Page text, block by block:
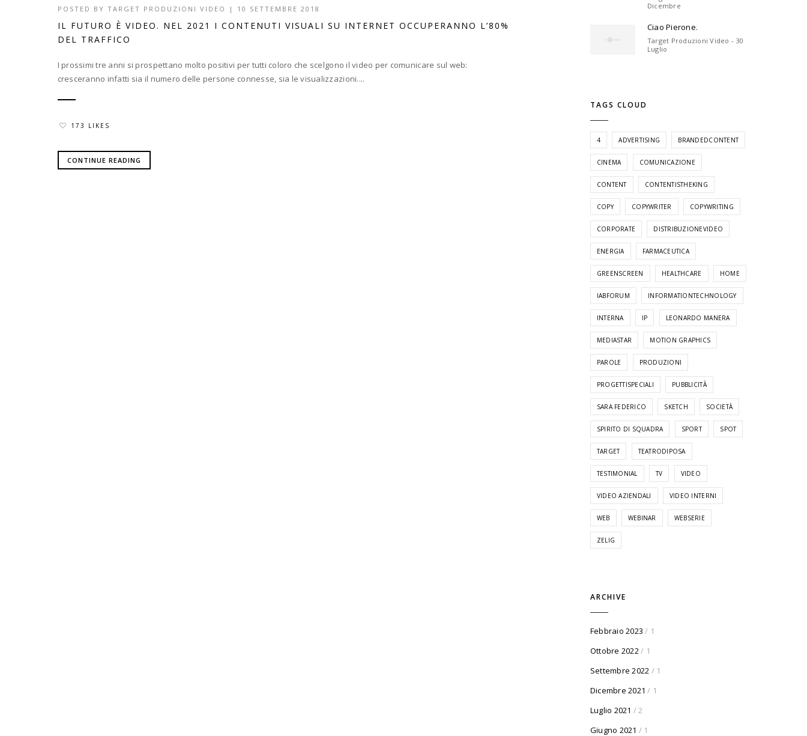
POSTED BY TARGET PRODUZIONI VIDEO | 10 SETTEMBRE 2018
IL FUTURO È VIDEO. NEL 2021 I CONTENUTI VISUALI SU INTERNET OCCUPERANNO L’80%
DEL TRAFFICO
I prossimi tre anni si prospettano molto positivi per tutti coloro che scelgono il video per comunicare sul web:
cresceranno infatti sia il numero delle persone connesse, sia le visualizzazioni....
173 LIKES
CONTINUE READING
Dicembre
Ciao Pierone.
Target Produzioni Video - 30
Luglio
TAGS CLOUD
4 ADVERTISING BRANDEDCONTENT
CINEMA COMUNICAZIONE
CONTENT CONTENTISTHEKING
COPY COPYWRITER COPYWRITING
CORPORATE DISTRIBUZIONEVIDEO
ENERGIA FARMACEUTICA
GREENSCREEN HEALTHCARE HOME
IABFORUM INFORMATIONTECHNOLOGY
INTERNA IP LEONARDO MANERA
MEDIASTAR MOTION GRAPHICS
PAROLE PRODUZIONI
PROGETTISPECIALI PUBBLICITÀ
SARA FEDERICO SKETCH SOCIETÀ
SPIRITO DI SQUADRA SPORT SPOT
TARGET TEATRODIPOSA
TESTIMONIAL TV VIDEO
VIDEO AZIENDALI VIDEO INTERNI
WEB WEBINAR WEBSERIE
ZELIG
ARCHIVE
Febbraio 2023 / 1
Ottobre 2022 / 1
Settembre 2022 / 1
Dicembre 2021 / 1
Luglio 2021 / 2
Giugno 2021 / 1